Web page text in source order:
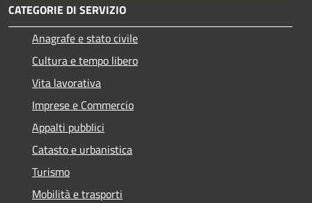
CATEGORIE DI SERVIZIO
Anagrafe e stato civile
Cultura e tempo libero
Vita lavorativa
Imprese e Commercio
Appalti pubblici
Catasto e urbanistica
Turismo
Mobilità e trasporti